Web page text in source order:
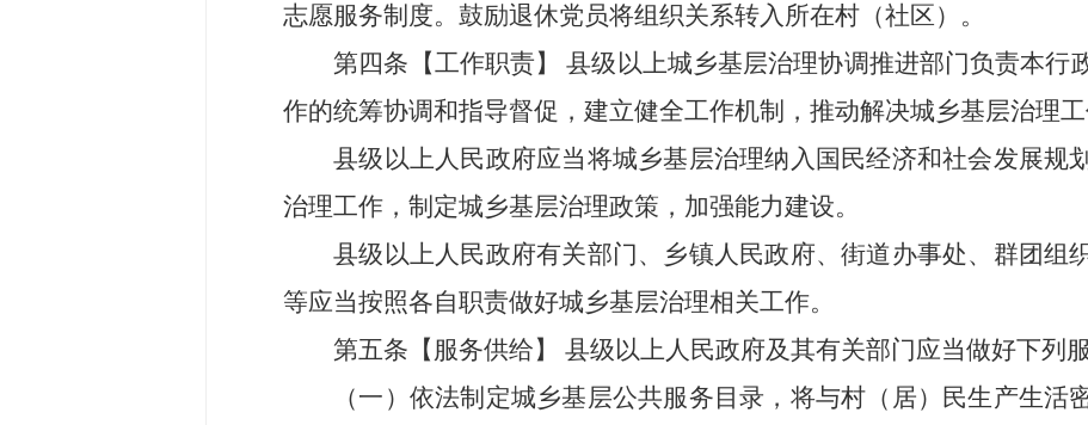
志愿服务制度。鼓励退休党员将组织关系转入所在村（社区）。
第四条 【工作职责】 县级以上城乡基层治理协调推进部门负责本行
作的统筹协调和指导督促，建立健全工作机制，推动解决城乡基层治理工
县级以上人民政府应当将城乡基层治理纳入国民经济和社会发展规
治理工作，制定城乡基层治理政策，加强能力建设。
县级以上人民政府有关部门、
乡镇人民政府、街道办事处、群团组
等应当按照各自职责做好城乡基层治理相关工作。
第五条 【 服务供给】
县级以上人民政府及其有关部门应当做好下列服
（一） 依法制定城乡基层公共服务目录，将与村 （ 居）民生产生活